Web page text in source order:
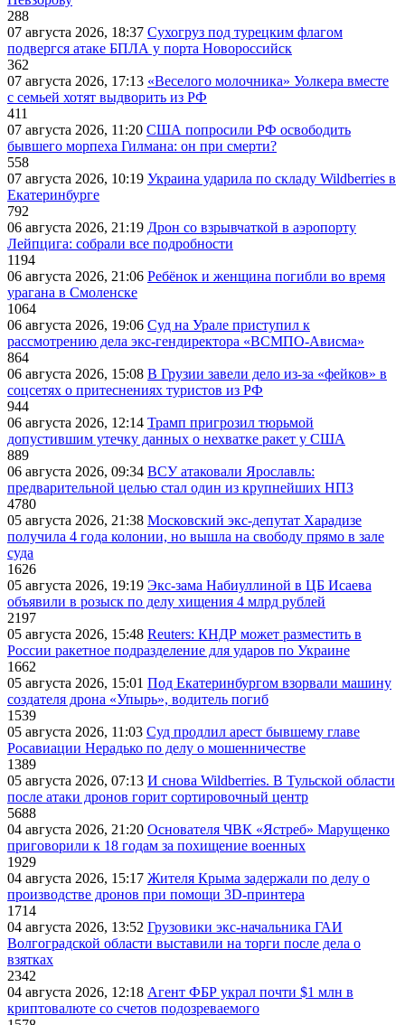
288
07 августа 2026, 18:37 Сухогруз под турецким флагом
подвергся атаке БПЛА у порта Новороссийск
362
07 августа 2026, 17:13 «Веселого молочника» Уолкера вместе
с семьей хотят выдворить из РФ
411
07 августа 2026, 11:20 США попросили РФ освободить
бывшего морпеха Гилмана: он при смерти?
558
07 августа 2026, 10:19 Украина ударила по складу Wildberries в
Екатеринбурге
792
06 августа 2026, 21:19 Дрон со взрывчаткой в аэропорту
Лейпцига: собрали все подробности
1194
06 августа 2026, 21:06 Ребёнок и женщина погибли во время
урагана в Смоленске
1064
06 августа 2026, 19:06 Суд на Урале приступил к
рассмотрению дела экс-гендиректора «ВСМПО-Ависма»
864
06 августа 2026, 15:08 В Грузии завели дело из-за «фейков» в
соцсетях о притеснениях туристов из РФ
944
06 августа 2026, 12:14 Трамп пригрозил тюрьмой
допустившим утечку данных о нехватке ракет у США
889
06 августа 2026, 09:34 ВСУ атаковали Ярославль:
предварительной целью стал один из крупнейших НПЗ
4780
05 августа 2026, 21:38 Московский экс-депутат Харадизе
получила 4 года колонии, но вышла на свободу прямо в зале
суда
1626
05 августа 2026, 19:19 Экс-зама Набиуллиной в ЦБ Исаева
объявили в розыск по делу хищения 4 млрд рублей
2197
05 августа 2026, 15:48 Reuters: КНДР может разместить в
России ракетное подразделение для ударов по Украине
1662
05 августа 2026, 15:01 Под Екатеринбургом взорвали машину
создателя дрона «Упырь», водитель погиб
1539
05 августа 2026, 11:03 Суд продлил арест бывшему главе
Росавиации Нерадько по делу о мошенничестве
1389
05 августа 2026, 07:13 И снова Wildberries. В Тульской области
после атаки дронов горит сортировочный центр
5688
04 августа 2026, 21:20 Основателя ЧВК «Ястреб» Марущенко
приговорили к 18 годам за похищение военных
1929
04 августа 2026, 15:17 Жителя Крыма задержали по делу о
производстве дронов при помощи 3D‑принтера
1714
04 августа 2026, 13:52 Грузовики экс-начальника ГАИ
Волгоградской области выставили на торги после дела о
взятках
2342
04 августа 2026, 12:18 Агент ФБР украл почти $1 млн в
криптовалюте со счетов подозреваемого